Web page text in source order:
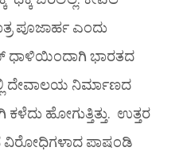
ಪೂಜಾರ್ಹ ಎಂದು
ಧಾಳಿಯಿಂದಾಗಿ ಭಾರತದ
ದೇವಾಲಯ ನಿರ್ಮಾಣದ
ಹೋಗುತ್ತಿತ್ತು. ಉತ್ತರ
ವಿರೋಧಿಗಳಾದ ಪಾಷಂಡಿ